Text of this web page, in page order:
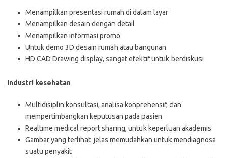
Menampilkan presentasi rumah di dalam layar
Menampilkan desain dengan detail
Menampilkan informasi promo
Untuk demo 3D desain rumah atau bangunan
HD CAD Drawing display, sangat efektif untuk berdiskusi
Industri kesehatan
Multidisiplin konsultasi, analisa konprehensif, dan
mempertimbangkan keputusan pada pasien
Realtime medical report sharing, untuk keperluan akademis
Gambar yang terlihat jelas memudahkan untuk mendiagnosa
suatu penyakit